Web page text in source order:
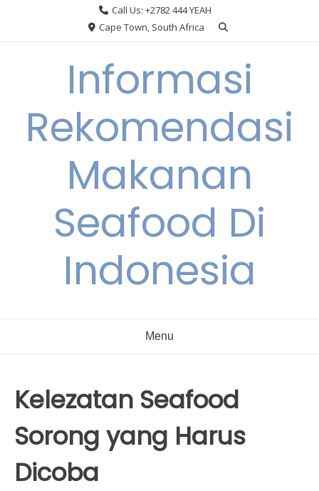
Call Us: +2782 444 YEAH
Cape Town, South Africa
Informasi
Rekomendasi
Makanan
Seafood Di
Indonesia
Menu
Kelezatan Seafood
Sorong yang Harus
Dicoba